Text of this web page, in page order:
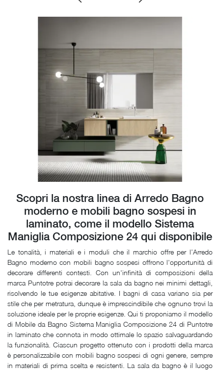
Scopri la nostra linea di Arredo Bagno
moderno e mobili bagno sospesi in
laminato, come il modello Sistema
Maniglia Composizione 24 qui disponibile
Le tonalità, i materiali e i moduli che il marchio offre per l’Arredo
Bagno moderno con mobili bagno sospesi offrono l'opportunità di
decorare differenti contesti. Con un'infinità di composizioni della
marca Puntotre potrai decorare la sala da bagno nei minimi dettagli,
risolvendo le tue esigenze abitative. I bagni di casa variano sia per
stile che per metratura, dunque è imprescindibile che ognuno trovi la
soluzione ideale per le proprie esigenze. Qui ti proponiamo il modello
di Mobile da Bagno Sistema Maniglia Composizione 24 di Puntotre
in laminato che connota in modo ottimale lo spazio salvaguardando
la funzionalità. Ciascun progetto ottenuto con i prodotti della marca
è personalizzabile con mobili bagno sospesi di ogni genere, sempre
in materiali di prima scelta e resistenti. La sala da bagno è il luogo